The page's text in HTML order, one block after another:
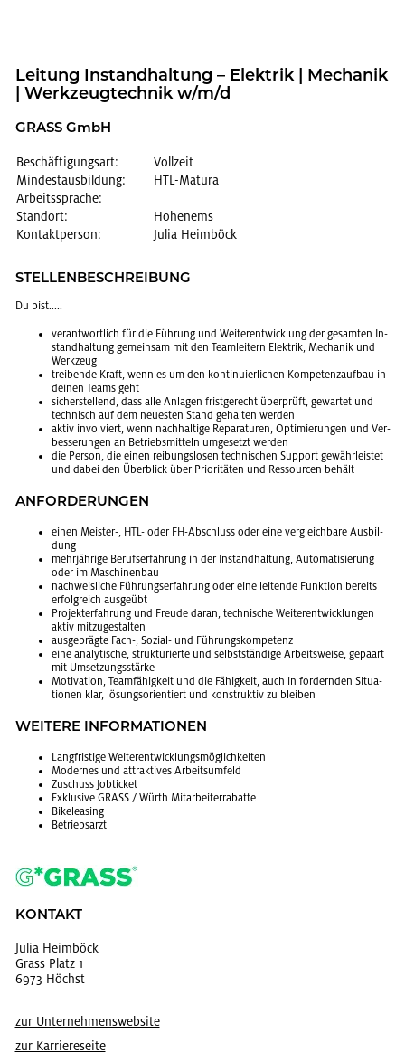
Lei­tung In­stand­hal­tung – Elek­trik | Me­cha­nik
| Werk­zeug­tech­nik w/m/d
GRASS GmbH
Beschäftigungsart:
Vollzeit
Mindestausbildung:
HTL-Matura
Arbeitssprache:
Standort:
Hohenems
Kontaktperson:
Julia Heimböck
STEL­LEN­BE­SCHREI­BUNG
Du bist.....
ver­ant­wort­lich für die Füh­rung und Wei­ter­ent­wick­lung der ge­sam­ten In­
stand­hal­tung ge­mein­sam mit den Team­lei­tern Elek­trik, Me­cha­nik und
Werk­zeug
trei­ben­de Kraft, wenn es um den kon­ti­nu­ier­li­chen Kom­pe­tenz­auf­bau in
dei­nen Teams geht
si­cher­stel­lend, dass alle An­la­gen frist­ge­recht über­prüft, ge­war­tet und
tech­nisch auf dem neu­es­ten Stand ge­hal­ten wer­den
aktiv in­vol­viert, wenn nach­hal­ti­ge Re­pa­ra­tu­ren, Op­ti­mie­run­gen und Ver­
bes­se­run­gen an Be­triebs­mit­teln um­ge­setzt wer­den
die Per­son, die einen rei­bungs­lo­sen tech­ni­schen Sup­port ge­währ­leis­tet
und dabei den Über­blick über Prio­ri­tä­ten und Res­sour­cen be­hält
AN­FOR­DE­RUN­GEN
einen Meis­ter-, HTL- oder FH-Ab­schluss oder eine ver­gleich­ba­re Aus­bil­
dung
mehr­jäh­ri­ge Be­rufs­er­fah­rung in der In­stand­hal­tung, Au­to­ma­ti­sie­rung
oder im Ma­schi­nen­bau
nach­weis­li­che Füh­rungs­er­fah­rung oder eine lei­ten­de Funk­ti­on be­reits
er­folg­reich aus­ge­übt
Pro­jekt­er­fah­rung und Freu­de daran, tech­ni­sche Wei­ter­ent­wick­lun­gen
aktiv mit­zu­ge­stal­ten
aus­ge­präg­te Fach-, So­zi­al- und Füh­rungs­kom­pe­tenz
eine ana­ly­ti­sche, struk­tu­rier­te und selbst­stän­di­ge Ar­beits­wei­se, ge­paart
mit Um­set­zungs­stär­ke
Mo­ti­va­ti­on, Team­fä­hig­keit und die Fä­hig­keit, auch in for­dern­den Si­tua­
tio­nen klar, lö­sungs­ori­en­tiert und kon­struk­tiv zu blei­ben
WEI­TE­RE IN­FOR­MA­TIO­NEN
Lang­fris­ti­ge Wei­ter­ent­wick­lungs­mög­lich­kei­ten
Mo­der­nes und at­trak­ti­ves Ar­beits­um­feld
Zu­schuss Job­ti­cket
Ex­klu­si­ve GRASS / Würth Mit­ar­bei­ter­ra­bat­te
Bi­kelea­sing
Be­triebs­arzt
KON­TAKT
Julia Heim­böck
Grass Platz 1
6973 Höchst
zur Un­ter­neh­mens­web­site
zur Kar­rie­re­sei­te